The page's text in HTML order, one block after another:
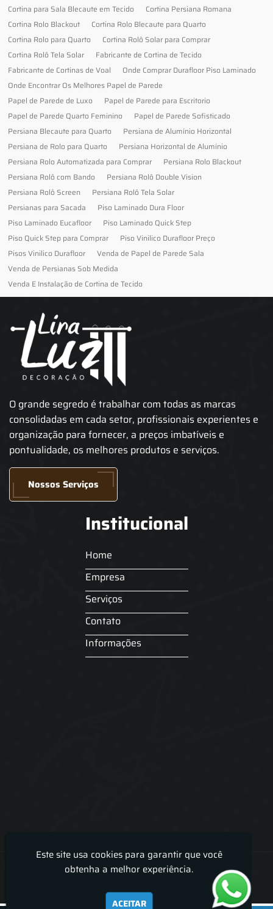
Cortina para Sala Blecaute em Tecido
Cortina Persiana Romana
Cortina Rolo Blackout
Cortina Rolo Blecaute para Quarto
Cortina Rolo para Quarto
Cortina Rolô Solar para Comprar
Cortina Rolô Tela Solar
Fabricante de Cortina de Tecido
Fabricante de Cortinas de Voal
Onde Comprar Durafloor Piso Laminado
Onde Encontrar Os Melhores Papel de Parede
Papel de Parede de Luxo
Papel de Parede para Escritorio
Papel de Parede Quarto Feminino
Papel de Parede Sofisticado
Persiana Blecaute para Quarto
Persiana de Alumínio Horizontal
Persiana de Rolo para Quarto
Persiana Horizontal de Alumínio
Persiana Rolo Automatizada para Comprar
Persiana Rolo Blackout
Persiana Rolô com Bando
Persiana Rolô Double Vision
Persiana Rolô Screen
Persiana Rolô Tela Solar
Persianas para Sacada
Piso Laminado Dura Floor
Piso Laminado Eucafloor
Piso Laminado Quick Step
Piso Quick Step para Comprar
Piso Vinilico Durafloor Preço
Pisos Vinilico Durafloor
Venda de Papel de Parede Sala
Venda de Persianas Sob Medida
Venda E Instalação de Cortina de Tecido
O grande segredo é trabalhar com todas as marcas
consolidadas em cada setor, profissionais experientes e
organização para fornecer, a preços imbatíveis e
pontualidade, os melhores produtos e serviços.
Nossos Serviços
Institucional
Home
Empresa
Serviços
Contato
Informações
Lira Luz Decor - Cortinas sob medidas e persianas
Este site usa cookies para garantir que você
obtenha a melhor experiência.
ACEITAR